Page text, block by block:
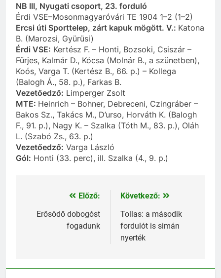
NB III, Nyugati csoport, 23. forduló
Érdi VSE–Mosonmagyaróvári TE 1904 1–2 (1–2)
Ercsi úti Sporttelep, zárt kapuk mögött. V.: Katona
B. (Marozsi, Gyürüsi)
Érdi VSE: Kertész F. – Honti, Bozsoki, Csiszár –
Fürjes, Kalmár D., Kócsa (Molnár B., a szünetben),
Koós, Varga T. (Kertész B., 66. p.) – Kollega
(Balogh Á., 58. p.), Farkas B.
Vezetőedző: Limperger Zsolt
MTE: Heinrich – Bohner, Debreceni, Czingráber –
Bakos Sz., Takács M., D’urso, Horváth K. (Balogh
F., 91. p.), Nagy K. – Szalka (Tóth M., 83. p.), Oláh
L. (Szabó Zs., 63. p.)
Vezetőedző: Varga László
Gól: Honti (33. perc), ill. Szalka (4., 9. p.)
Bejegyzés
navigáció
Előző:
Erősödő dobogóst
fogadunk
Következő:
Tollas: a második
fordulót is simán
nyerték